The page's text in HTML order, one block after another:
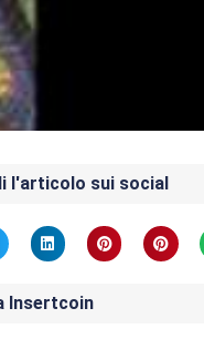
l'articolo sui social
Insertcoin